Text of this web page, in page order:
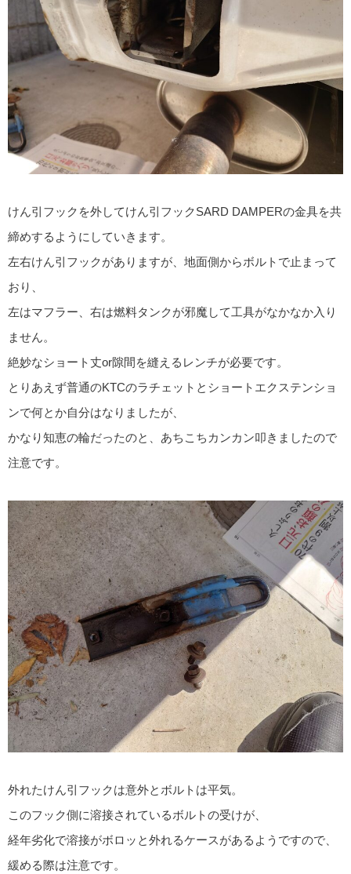
けん引フックを外してけん引フックSARD DAMPERの金具を共
締めするようにしていきます。
左右けん引フックがありますが、地面側からボルトで止まって
おり、
左はマフラー、右は燃料タンクが邪魔して工具がなかなか入り
ません。
絶妙なショート丈or隙間を縫えるレンチが必要です。
とりあえず普通のKTCのラチェットとショートエクステンショ
ンで何とか自分はなりましたが、
かなり知恵の輪だったのと、あちこちカンカン叩きましたので
注意です。
外れたけん引フックは意外とボルトは平気。
このフック側に溶接されているボルトの受けが、
経年劣化で溶接がボロッと外れるケースがあるようですので、
緩める際は注意です。